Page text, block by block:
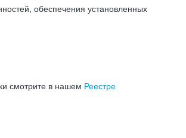
обеспечения установленных
смотрите в нашем Реестре